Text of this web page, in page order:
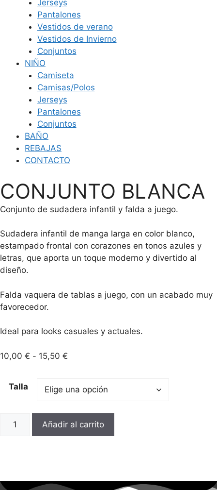
Jerseys
Pantalones
Vestidos de verano
Vestidos de Invierno
Conjuntos
NIÑO
Camiseta
Camisas/Polos
Jerseys
Pantalones
Conjuntos
BAÑO
REBAJAS
CONTACTO
CONJUNTO BLANCA
Conjunto de sudadera infantil y falda a juego.
Sudadera infantil de manga larga en color blanco,
estampado frontal con corazones en tonos azules y
letras, que aporta un toque moderno y divertido al
diseño.
Falda vaquera de tablas a juego, con un acabado muy
favorecedor.
Ideal para looks casuales y actuales.
10,00 € - 15,50 €
desde
hasta
15,50 €
Talla
CONJUNTO
Añadir al carrito